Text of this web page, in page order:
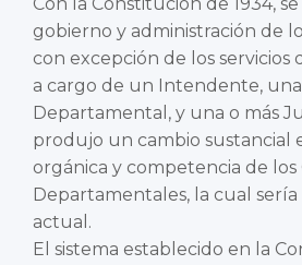
gobierno y administración de
con excepción de los servicios
a cargo de un Intendente,
Departamental, y una o más
produjo un cambio sustancial
orgánica y competencia de los
Departamentales, la cual sería
actual.
El sistema establecido en la